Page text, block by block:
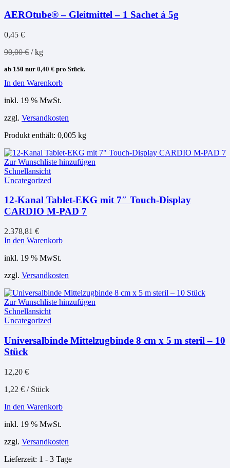
AEROtube® – Gleitmittel – 1 Sachet á 5g
0,45 €
90,00€ /kg
ab 150 nur 0,40 € pro Stück.
In den Warenkorb
inkl. 19 % MwSt.
zzgl. Versandkosten
Produkt enthält: 0,005 kg
Zur Wunschliste hinzufügen
Schnellansicht
Uncategorized
12-Kanal Tablet-EKG mit 7″ Touch-Display
CARDIO M-PAD 7
2.378,81 €
In den Warenkorb
inkl. 19 % MwSt.
zzgl. Versandkosten
Zur Wunschliste hinzufügen
Schnellansicht
Uncategorized
Universalbinde Mittelzugbinde 8 cm x 5 m steril – 10
Stück
12,20 €
1,22 € / Stück
In den Warenkorb
inkl. 19 % MwSt.
zzgl. Versandkosten
Lieferzeit: 1 - 3 Tage